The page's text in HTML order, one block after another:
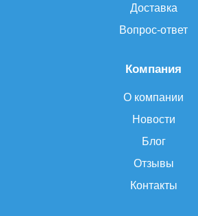
Компания
О компании
Новости
Блог
Отзывы
Контакты
Доставка
Вопрос-ответ